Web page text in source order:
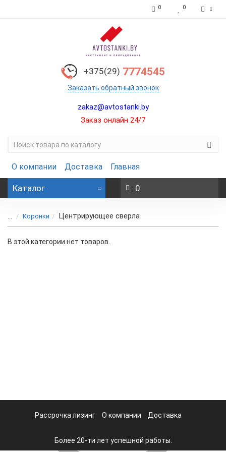
0 0
+375(29) 7774545
Заказать обратный звонок
zakaz@avtostanki.by
Заказ онлайн 24/7
О компании Доставка Главная
Каталог : 0
... Коронки Центрирующее сверла
В этой категории нет товаров.
Рассрочка лизинг О компании Доставка
Более 20-ти лет успешной работы.